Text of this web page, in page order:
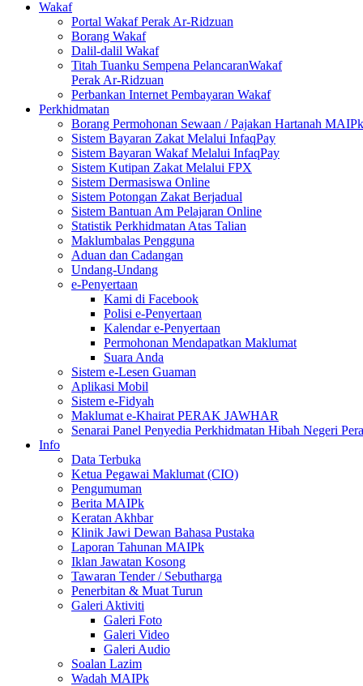
Wakaf
Portal Wakaf Perak Ar-Ridzuan
Borang Wakaf
Dalil-dalil Wakaf
Titah Tuanku Sempena PelancaranWakaf
Perak Ar-Ridzuan
Perbankan Internet Pembayaran Wakaf
Perkhidmatan
Borang Permohonan Sewaan / Pajakan Hartanah MAIPk
Sistem Bayaran Zakat Melalui InfaqPay
Sistem Bayaran Wakaf Melalui InfaqPay
Sistem Kutipan Zakat Melalui FPX
Sistem Dermasiswa Online
Sistem Potongan Zakat Berjadual
Sistem Bantuan Am Pelajaran Online
Statistik Perkhidmatan Atas Talian
Maklumbalas Pengguna
Aduan dan Cadangan
Undang-Undang
e-Penyertaan
Kami di Facebook
Polisi e-Penyertaan
Kalendar e-Penyertaan
Permohonan Mendapatkan Maklumat
Suara Anda
Sistem e-Lesen Guaman
Aplikasi Mobil
Sistem e-Fidyah
Maklumat e-Khairat PERAK JAWHAR
Senarai Panel Penyedia Perkhidmatan Hibah Negeri
Info
Data Terbuka
Ketua Pegawai Maklumat (CIO)
Pengumuman
Berita MAIPk
Keratan Akhbar
Klinik Jawi Dewan Bahasa Pustaka
Laporan Tahunan MAIPk
Iklan Jawatan Kosong
Tawaran Tender / Sebutharga
Penerbitan & Muat Turun
Galeri Aktiviti
Galeri Foto
Galeri Video
Galeri Audio
Soalan Lazim
Wadah MAIPk